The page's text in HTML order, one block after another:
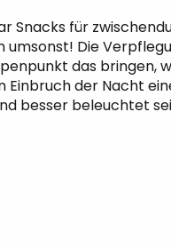
Snacks für
Die
das bringen,
der Nacht
besser beleuchtet